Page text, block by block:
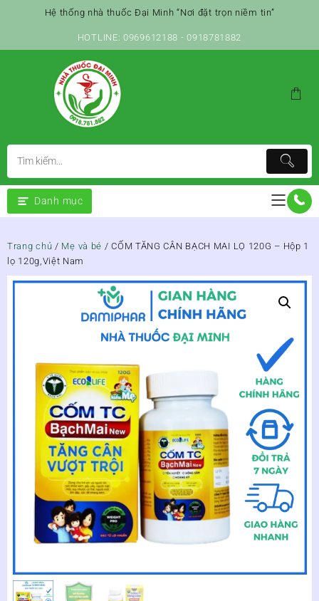
Hệ thống nhà thuốc Đại Minh “Nơi đặt trọn niềm tin”
HOTLINE: 0969612188 - 0918781882
Danh mục
Trang chủ / Mẹ và bé / CỐM TĂNG CÂN BẠCH MAI LỌ 120G – Hộp 1
lọ 120g,Việt Nam